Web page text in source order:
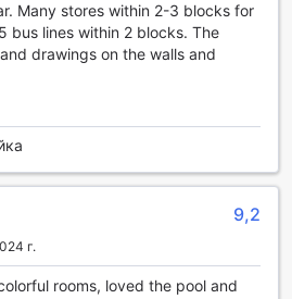
предлага изключителни
престоя ви не само приятен, но
за пране и химическо чистене,
притеснявате за домакинството.
предлага и рум-сървиз,
насладите на вкусна храна и
си стая.
предлага сейфове за
Консиерж услугата е на
помогне с всякакви въпроси и
Wi-Fi в стаите и
Many stores within 2-3 blocks for
bus lines within 2 blocks. The
drawings on the walls and
9,2
г.
rooms, loved the pool and